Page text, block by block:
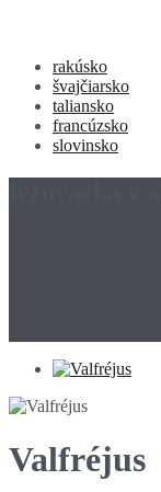
rakúsko
švajčiarsko
taliansko
francúzsko
slovinsko
Valfréjus